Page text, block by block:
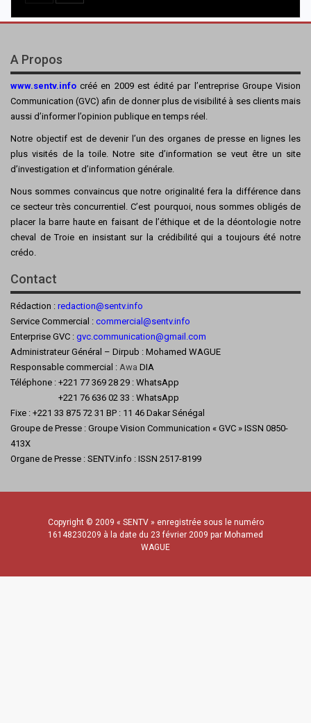
A Propos
www.sentv.info créé en 2009 est édité par l’entreprise Groupe Vision
Communication (GVC) afin de donner plus de visibilité à ses clients mais
aussi d’informer l’opinion publique en temps réel.
Notre objectif est de devenir l’un des organes de presse en lignes les
plus visités de la toile. Notre site d’information se veut être un site
d’investigation et d’information générale.
Nous sommes convaincus que notre originalité fera la différence dans
ce secteur très concurrentiel. C’est pourquoi, nous sommes obligés de
placer la barre haute en faisant de l’éthique et de la déontologie notre
cheval de Troie en insistant sur la crédibilité qui a toujours été notre
crédo.
Contact
Rédaction : redaction@sentv.info
Service Commercial : commercial@sentv.info
Enterprise GVC : gvc.communication@gmail.com
Administrateur Général – Dirpub : Mohamed WAGUE
Responsable commercial : Awa DIA
Téléphone : +221 77 369 28 29 : WhatsApp
+221 76 636 02 33 : WhatsApp
Fixe : +221 33 875 72 31 BP : 11 46 Dakar Sénégal
Groupe de Presse : Groupe Vision Communication « GVC » ISSN 0850-
413X
Organe de Presse : SENTV.info : ISSN 2517-8199
Copyright © 2009 « SENTV » enregistrée sous le numéro
16148230209 à la date du 23 février 2009 par Mohamed
WAGUE